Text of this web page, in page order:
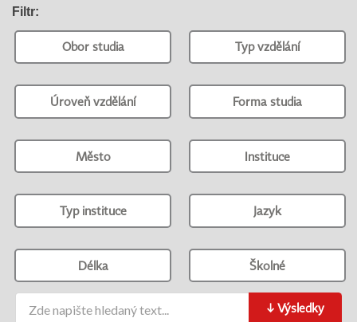
Filtr:
Obor studia Typ vzdělání
Úroveň vzdělání Forma studia
Město Instituce
Typ instituce Jazyk
Délka Školné
↓ Výsledky